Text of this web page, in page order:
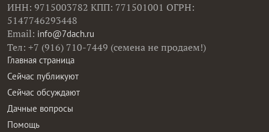
ИНН: 9715003782 КПП: 771501001 ОГРН:
5147746293448
Email: info@7dach.ru
Тел: +7 (916) 710-7449 (семена не продаем!)
Главная страница
Сейчас публикуют
Сейчас обсуждают
Дачные вопросы
Помощь